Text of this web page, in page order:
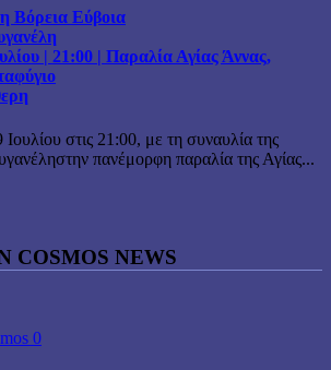
Βόρεια Εύβοια
| 21:00 | Παραλία Αγίας Άννας,
στις 21:00, με τη συναυλία της
πανέμορφη παραλία της Αγίας...
NEWS
0